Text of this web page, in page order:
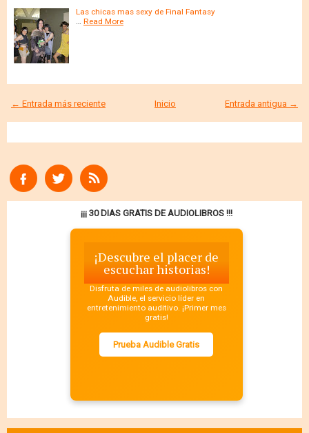
Las chicas mas sexy de Final Fantasy
… Read More
← Entrada más reciente Entrada antigua →
Inicio
¡¡¡ 30 DIAS GRATIS DE AUDIOLIBROS !!!
¡Descubre el placer de
escuchar historias!
Disfruta de miles de audiolibros con
Audible, el servicio líder en
entretenimiento auditivo. ¡Primer mes
gratis!
Prueba Audible Gratis